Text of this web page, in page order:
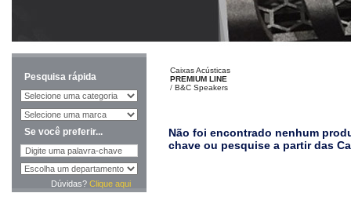
Pesquisa rápida
Se você preferir...
Dúvidas? Clique aqui
Caixas Acústicas
PREMIUM LINE
/ B&C Speakers
Não foi encontrado nenhum
chave ou pesquise a partir das